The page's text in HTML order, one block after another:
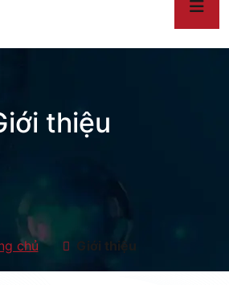
thiệu
chủ Giới thiệu